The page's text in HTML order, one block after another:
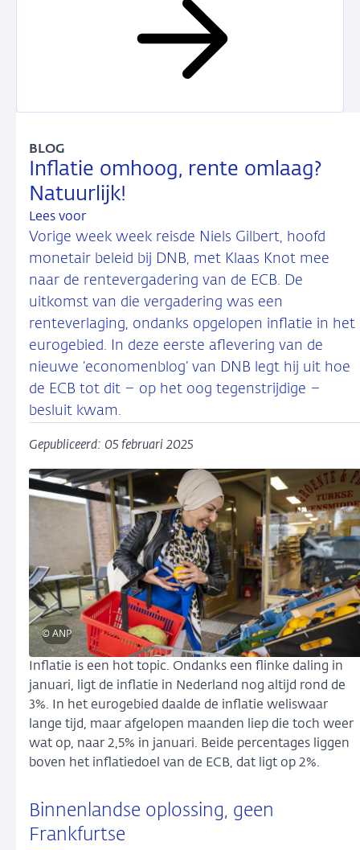
Inflatie omhoog, rente omlaag?
Natuurlijk!
BLOG
Lees voor
Vorige week week reisde Niels Gilbert, hoofd
monetair beleid bij DNB, met Klaas Knot mee
naar de rentevergadering van de ECB. De
uitkomst van die vergadering was een
renteverlaging, ondanks opgelopen inflatie in het
eurogebied. In deze eerste aflevering van de
nieuwe ‘economenblog’ van DNB legt hij uit hoe
de ECB tot dit – op het oog tegenstrijdige –
besluit kwam.
Gepubliceerd: 05 februari 2025
© ANP
Inflatie is een hot topic. Ondanks een flinke daling in
januari, ligt de inflatie in Nederland nog altijd rond de
3%. In het eurogebied daalde de inflatie weliswaar
lange tijd, maar afgelopen maanden liep die toch weer
wat op, naar 2,5% in januari. Beide percentages liggen
boven het inflatiedoel van de ECB, dat ligt op 2%.
Binnenlandse oplossing, geen
Frankfurtse